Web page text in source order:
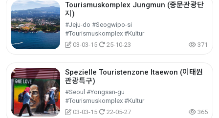
Tourismuskomplex Jungmun (중문관광단
지)
#Jeju-do #Seogwipo-si
#Tourismuskomplex #Kultur
03-03-15
25-10-23 371
Spezielle Touristenzone Itaewon (이태원
관광특구)
#Seoul #Yongsan-gu
#Tourismuskomplex #Kultur
03-03-15
22-05-27 365